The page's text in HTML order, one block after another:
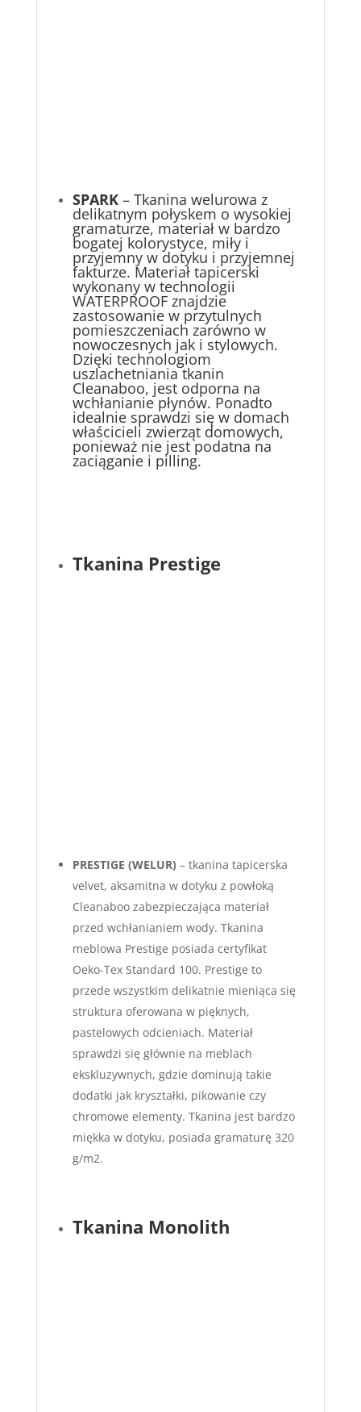
SPARK– Tkanina welurowa z
delikatnym połyskem o wysokiej
gramaturze, materiał w bardzo
bogatej kolorystyce, miły i
przyjemny w dotyku i przyjemnej
fakturze. Materiał tapicerski
wykonany w technologii
WATERPROOF znajdzie
zastosowanie w przytulnych
pomieszczeniach zarówno w
nowoczesnych jak i stylowych.
Dzięki technologiom
uszlachetniania tkanin
Cleanaboo, jest odporna na
wchłanianie płynów. Ponadto
idealnie sprawdzi się w domach
właścicieli zwierząt domowych,
ponieważ nie jest podatna na
zaciąganie i pilling.
Tkanina Prestige
PRESTIGE (WELUR) – tkanina tapicerska
velvet, aksamitna w dotyku z powłoką
Cleanaboo zabezpieczająca materiał
przed wchłanianiem wody. Tkanina
meblowa Prestige posiada certyfikat
Oeko-Tex Standard 100. Prestige to
przede wszystkim delikatnie mieniąca się
struktura oferowana w pięknych,
pastelowych odcieniach. Materiał
sprawdzi się głównie na meblach
ekskluzywnych, gdzie dominują takie
dodatki jak kryształki, pikowanie czy
chromowe elementy. Tkanina jest bardzo
miękka w dotyku, posiada gramaturę 320
g/m2.
Tkanina Monolith